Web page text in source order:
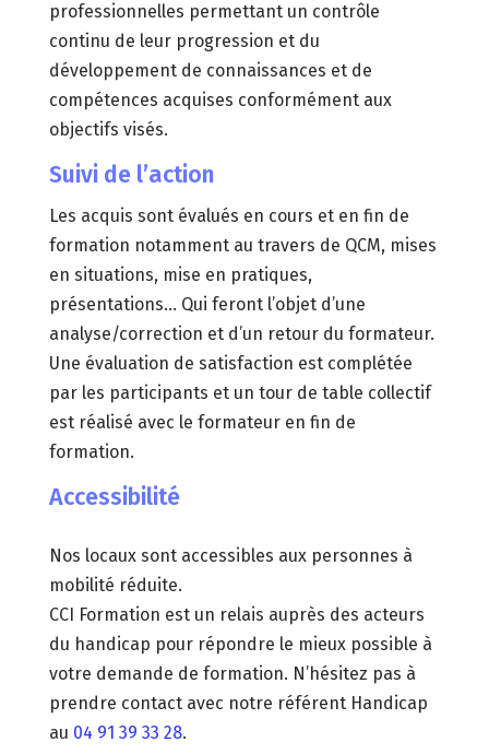
professionnelles permettant un contrôle
continu de leur progression et du
développement de connaissances et de
compétences acquises conformément aux
objectifs visés.
Suivi de l’action
Les acquis sont évalués en cours et en fin de
formation notamment au travers de QCM, mises
en situations, mise en pratiques,
présentations… Qui feront l’objet d’une
analyse/correction et d’un retour du formateur.
Une évaluation de satisfaction est complétée
par les participants et un tour de table collectif
est réalisé avec le formateur en fin de
formation.
Accessibilité
Nos locaux sont accessibles aux personnes à
mobilité réduite.
CCI Formation est un relais auprès des acteurs
du handicap pour répondre le mieux possible à
votre demande de formation. N’hésitez pas à
prendre contact avec notre référent Handicap
au 04 91 39 33 28.